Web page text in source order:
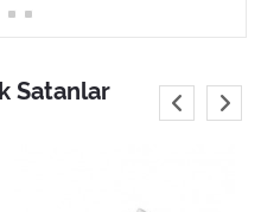
Satanlar